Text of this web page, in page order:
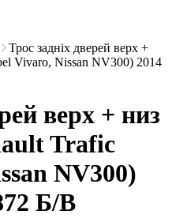
Трос задніх дверей верх +
Vivaro, Nissan NV300) 2014
верх + низ
Trafic
NV300)
Б/В